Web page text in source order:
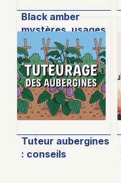
Black amber
mystères, usages
et secrets d’un
ingrédient rare
Tuteur aubergines
: conseils